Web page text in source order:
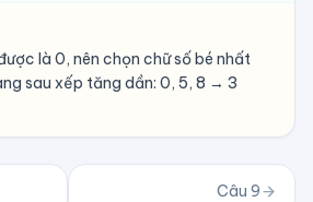
là 0, nên chọn chữ số bé nhất
sau xếp tăng dần: 0, 5, 8 → 3
Câu 9